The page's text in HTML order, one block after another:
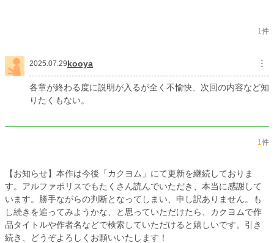
1件
2025.07.29kooya ︙
各章が終わる度に説明が入るが全く不愉快、次回の内容など知
りたくもない。
1件
【お知らせ】本作は今後「カクヨム」にて更新を継続しておりま
す。アルファポリスでもたくさん読んでいただき、本当に感謝して
います。勝手ながらの判断となってしまい、申し訳ありません。も
し続きを追ってみようかな、と思っていただけたら、カクヨムで作
品タイトルや作者名などで検索していただけると嬉しいです。引き
続き、どうぞよろしくお願いいたします！